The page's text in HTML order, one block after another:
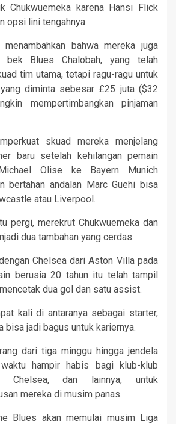
Chukwuemeka karena Hansi Flick
opsi lini tengahnya.
bahwa mereka juga
bek Blues Chalobah, yang telah
tim utama, tetapi ragu-ragu untuk
diminta sebesar £25 juta ($32
mempertimbangkan pinjaman
skuad mereka menjelang
baru setelah kehilangan pemain
Olise ke Bayern Munich
bertahan andalan Marc Guehi bisa
atau Liverpool.
pergi, merekrut Chukwuemeka dan
dua tambahan yang cerdas.
Chelsea dari Aston Villa pada
berusia 20 tahun itu telah tampil
dua gol dan satu assist.
kali di antaranya sebagai starter,
bisa jadi bagus untuk kariernya.
dari tiga minggu hingga jendela
hampir habis bagi klub-klub
Chelsea, dan lainnya, untuk
mereka di musim panas.
Blues akan memulai musim Liga